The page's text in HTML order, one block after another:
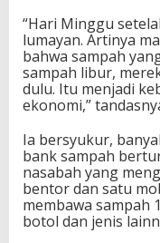
“Hari Minggu
lumayan. Artinya
bahwa sampah
sampah libur,
dulu. Itu menjadi
ekonomi,”
Ia bersyukur,
bank sampah
nasabah yang
bentor dan satu
membawa sampah
botol dan jenis